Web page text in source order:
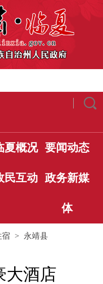
夏概况 要闻动态
民互动 政务新媒
体
宿 > 永靖县
大酒店